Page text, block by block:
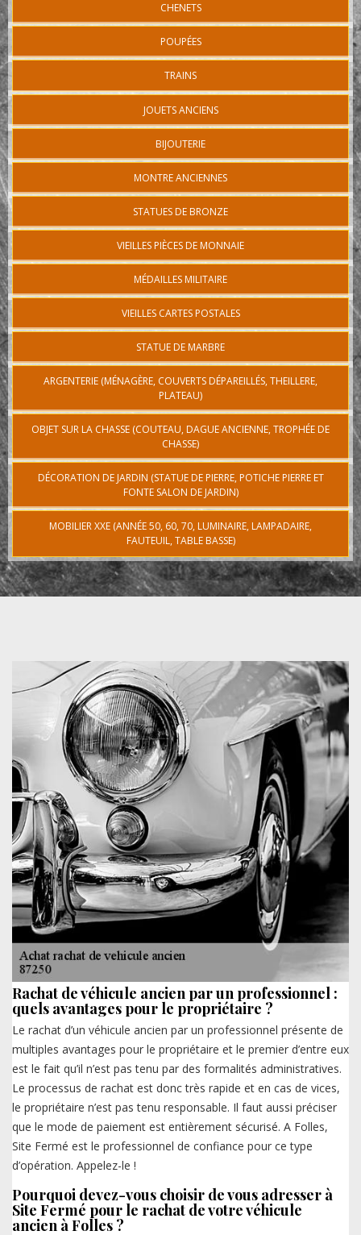
CHENETS
POUPÉES
TRAINS
JOUETS ANCIENS
BIJOUTERIE
MONTRE ANCIENNES
STATUES DE BRONZE
VIEILLES PIÈCES DE MONNAIE
MÉDAILLES MILITAIRE
VIEILLES CARTES POSTALES
STATUE DE MARBRE
ARGENTERIE (MÉNAGÈRE, COUVERTS DÉPAREILLÉS, THEILLERE,
PLATEAU)
OBJET SUR LA CHASSE (COUTEAU, DAGUE ANCIENNE, TROPHÉE DE
CHASSE)
DÉCORATION DE JARDIN (STATUE DE PIERRE, POTICHE PIERRE ET
FONTE SALON DE JARDIN)
MOBILIER XXE (ANNÉE 50, 60, 70, LUMINAIRE, LAMPADAIRE,
FAUTEUIL, TABLE BASSE)
Rachat de véhicule ancien par un professionnel :
quels avantages pour le propriétaire ?
Le rachat d’un véhicule ancien par un professionnel présente de
multiples avantages pour le propriétaire et le premier d’entre eux
est le fait qu’il n’est pas tenu par des formalités administratives.
Le processus de rachat est donc très rapide et en cas de vices,
le propriétaire n’est pas tenu responsable. Il faut aussi préciser
que le mode de paiement est entièrement sécurisé. A Folles,
Site Fermé est le professionnel de confiance pour ce type
d’opération. Appelez-le !
Pourquoi devez-vous choisir de vous adresser à
Site Fermé pour le rachat de votre véhicule
ancien à Folles ?